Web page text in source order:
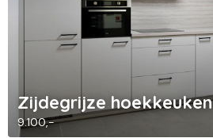
Zijdegrijze hoekkeuken
9.100,-